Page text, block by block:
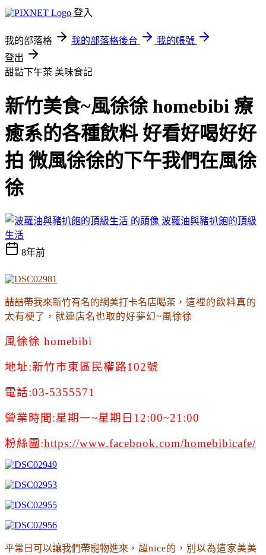
登入
我的部落格 我的部落格後台
我的帳號
登出
甜點下午茶 美味食記
新竹美食~風徐徐 homebibi 療
癒系的各種飲料 好看好喝好好
拍 微風徐徐的下午我們在風徐
徐
波蘿油與豬扒飽的頂級
生活
8年前
喆喆帶我來新竹有名的網美打卡名店喝茶 ，這裡的飲料真的
太有梗了 ，就連店名也取的好夢幻~風徐徐
風徐徐 homebibi
地址:新竹市東區民權路102號
電話:03-5355571
營業時間:星期一~星期日12:00~21:00
粉絲團:https://www.facebook.com/homebibicafe/
平常日可以讓我們帶寵物進來 ，超nice的 ，別以為這家美美